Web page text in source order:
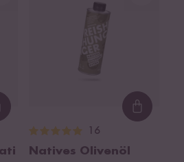
16
Natives Olivenöl